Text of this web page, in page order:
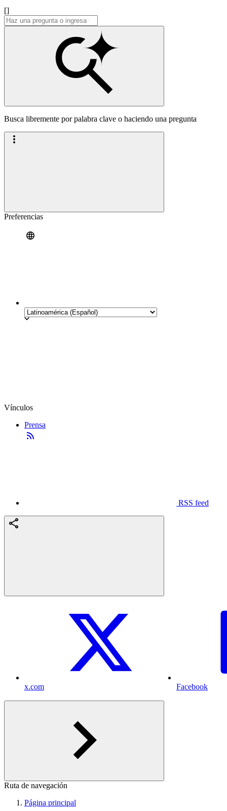
[]
Busca libremente por palabra clave o haciendo una pregunta
Preferencias
Vínculos
Prensa
RSS feed
x.com Facebook
Ruta de navegación
Página principal